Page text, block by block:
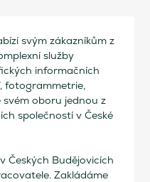
svým zákazníkům z
služby
informačních
fotogrammetrie,
oboru jednou z
společností v České
Českých Budějovicích
Zakládáme